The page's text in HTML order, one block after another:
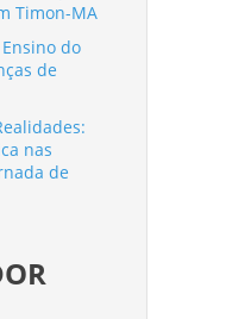
Timon-MA
do
de
nas
de